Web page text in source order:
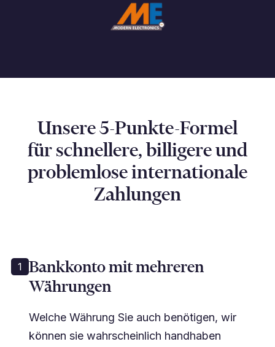
Unsere 5-Punkte-Formel
für schnellere, billigere und
problemlose internationale
Zahlungen
1 Bankkonto mit mehreren
Währungen
Welche Währung Sie auch benötigen, wir
können sie wahrscheinlich handhaben